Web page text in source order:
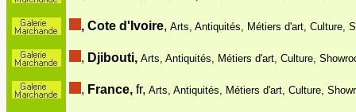
, Cote d'Ivoire, Arts, Antiquités, Métiers d'art, Culture,
, Djibouti, Arts, Antiquités, Métiers d'art, Culture,
, France, fr, Arts, Antiquités, Métiers d'art, Culture,